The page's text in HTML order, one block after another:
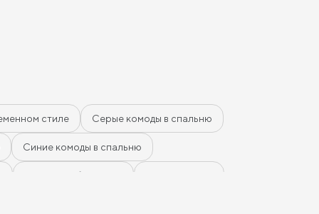
стиле Серые комоды в спальню
Синие комоды в спальню
Комоды Дуб Сонома